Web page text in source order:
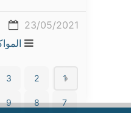
23/05/2021
1
2
3
7
8
9